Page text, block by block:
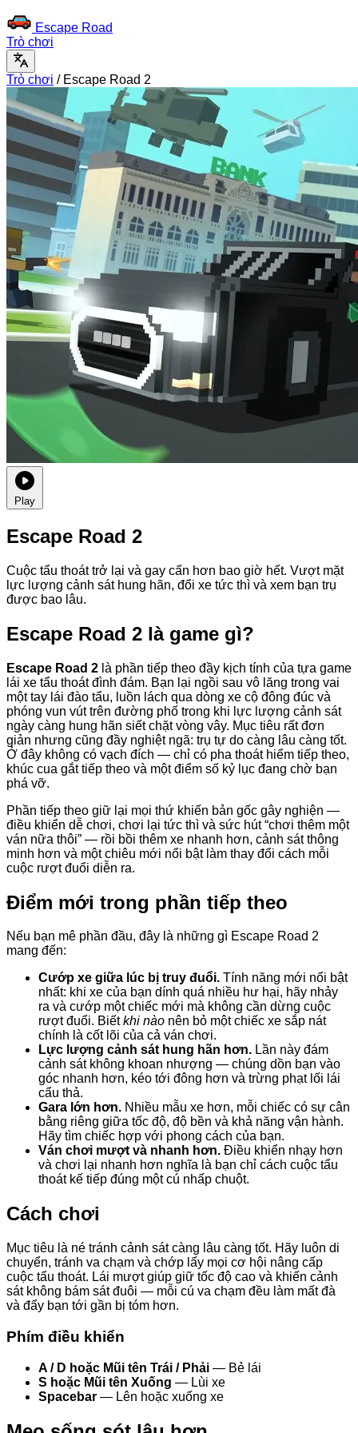
Escape Road
Trò chơi
Trò chơi / Escape Road 2
Play
Escape Road 2
Cuộc tẩu thoát trở lại và gay cấn hơn bao giờ hết. Vượt mặt
lực lượng cảnh sát hung hãn, đổi xe tức thì và xem bạn trụ
được bao lâu.
Escape Road 2 là game gì?
Escape Road 2 là phần tiếp theo đầy kịch tính của tựa game
lái xe tẩu thoát đình đám. Bạn lại ngồi sau vô lăng trong vai
một tay lái đào tẩu, luồn lách qua dòng xe cộ đông đúc và
phóng vun vút trên đường phố trong khi lực lượng cảnh sát
ngày càng hung hãn siết chặt vòng vây. Mục tiêu rất đơn
giản nhưng cũng đầy nghiệt ngã: trụ tự do càng lâu càng tốt.
Ở đây không có vạch đích — chỉ có pha thoát hiểm tiếp theo,
khúc cua gắt tiếp theo và một điểm số kỷ lục đang chờ bạn
phá vỡ.
Phần tiếp theo giữ lại mọi thứ khiến bản gốc gây nghiện —
điều khiển dễ chơi, chơi lại tức thì và sức hút “chơi thêm một
ván nữa thôi” — rồi bồi thêm xe nhanh hơn, cảnh sát thông
minh hơn và một chiêu mới nổi bật làm thay đổi cách mỗi
cuộc rượt đuổi diễn ra.
Điểm mới trong phần tiếp theo
Nếu bạn mê phần đầu, đây là những gì Escape Road 2
mang đến:
Cướp xe giữa lúc bị truy đuổi. Tính năng mới nổi bật
nhất: khi xe của bạn dính quá nhiều hư hại, hãy nhảy
ra và cướp một chiếc mới mà không cần dừng cuộc
rượt đuổi. Biếtkhi nào nên bỏ một chiếc xe sắp nát
chính là cốt lõi của cả ván chơi.
Lực lượng cảnh sát hung hãn hơn. Lần này đám
cảnh sát không khoan nhượng — chúng dồn bạn vào
góc nhanh hơn, kéo tới đông hơn và trừng phạt lối lái
cẩu thả.
Gara lớn hơn. Nhiều mẫu xe hơn, mỗi chiếc có sự cân
bằng riêng giữa tốc độ, độ bền và khả năng vận hành.
Hãy tìm chiếc hợp với phong cách của bạn.
Ván chơi mượt và nhanh hơn. Điều khiển nhạy hơn
và chơi lại nhanh hơn nghĩa là bạn chỉ cách cuộc tẩu
thoát kế tiếp đúng một cú nhấp chuột.
Cách chơi
Mục tiêu là né tránh cảnh sát càng lâu càng tốt. Hãy luôn di
chuyển, tránh va chạm và chớp lấy mọi cơ hội nâng cấp
cuộc tẩu thoát. Lái mượt giúp giữ tốc độ cao và khiến cảnh
sát không bám sát đuôi — mỗi cú va chạm đều làm mất đà
và đẩy bạn tới gần bị tóm hơn.
Phím điều khiển
A / D hoặc Mũi tên Trái / Phải — Bẻ lái
S hoặc Mũi tên Xuống — Lùi xe
Spacebar — Lên hoặc xuống xe